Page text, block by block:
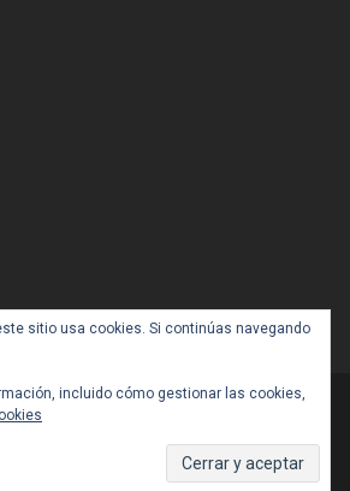
(ARROBA)
sitio usa cookies. Si continúas navegando
incluido cómo gestionar las cookies,